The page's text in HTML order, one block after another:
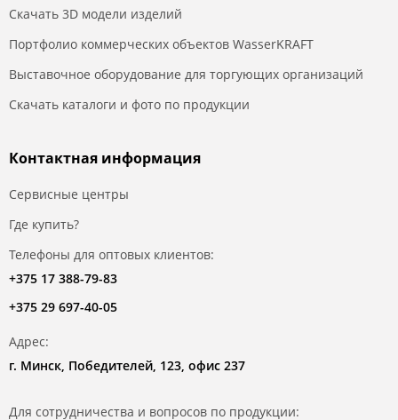
Скачать 3D модели изделий
Портфолио коммерческих объектов WasserKRAFT
Выставочное оборудование для торгующих организаций
Скачать каталоги и фото по продукции
Контактная информация
Сервисные центры
Где купить?
Телефоны для оптовых клиентов:
+375 17 388-79-83
+375 29 697-40-05
Адрес:
г. Минск, Победителей, 123, офис 237
Для сотрудничества и вопросов по продукции: